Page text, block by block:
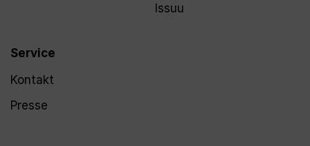
Service
Kontakt
Presse
Issuu